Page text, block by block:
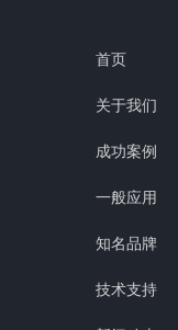
首页
关于我们
成功案例
一般应用
知名品牌
技术支持